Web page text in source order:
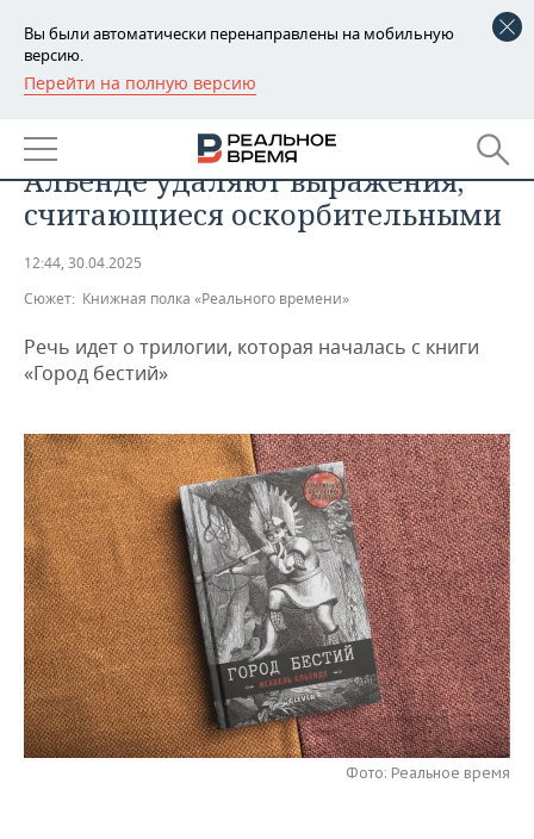
Вы были автоматически перенаправлены на мобильную
версию.
Перейти на полную версию
РЕГИОНЫ
БАШКОРТОСТАН
ТАТАРСТАН
НОВОСТИ
АНАЛИТИКА
ДЕКЛАРАЦИИ О ДОХОДАХ
КОРОЛИ ГОСЗАКАЗА ПФО
КОМУ ПРИНАДЛЕЖАТ
ТОРГОВЫЕ ЦЕНТРЫ
ТАТАРСТАНА
НОВОСТИ ЭКОНОМИКИ
ФИНАНСЫ
БЮДЖЕТ
ИНВЕСТИЦИИ
ПРОМЫШЛЕННОСТЬ
НОВОСТИ
ПРОМЫШЛЕННОСТИ
АГРОПРОМ
МАШИНОСТРОЕНИЕ
НЕФТЕХИМИЯ
НЕФТЬ
ОПК
ЭНЕРГЕТИКА
НЕДВИЖИМОСТЬ
НОВОСТИ АВТО
БИЗНЕС
НОВОСТИ БИЗНЕСА
РОЗНИЧНАЯ ТОРГОВЛЯ
ТРАНСПОРТ
УСЛУГИ
ТЕХНОЛОГИИ
НОВОСТИ ТЕХНОЛОГИЙ
IT
МЕДИА
ТЕЛЕКОММУНИКАЦИИ
МЕРОПРИЯТИЯ
НОВОСТИ МЕРОПРИЯТИЙ
ВЫЕЗДНАЯ РЕДАКЦИЯ
БИЗНЕС-БРАНЧИ
СПОРТ
НОВОСТИ СПОРТА
ФУТБОЛ
ОБЩЕСТВО
НОВОСТИ ОБЩЕСТВА
ФОТОГАЛЕРЕЯ
В новых изданиях книг Исабель
Альенде удаляют выражения,
считающиеся оскорбительными
12:44, 30.04.2025
Сюжет: Книжная полка «Реального времени»
Речь идет о трилогии, которая началась с книги
«Город бестий»
Фото: Реальное время